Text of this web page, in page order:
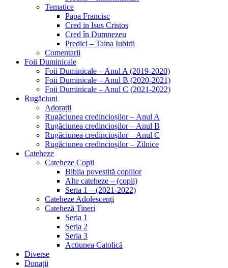
Tematice
Papa Francisc
Cred in Isus Cristos
Cred în Dumnezeu
Predici – Taina Iubirii
Comentarii
Foii Duminicale
Foii Duminicale – Anul A (2019-2020)
Foii Duminicale – Anul B (2020-2021)
Foii Duminicale – Anul C (2021-2022)
Rugăciuni
Adorații
Rugăciunea credincioșilor – Anul A
Rugăciunea credincioșilor – Anul B
Rugăciunea credincioșilor – Anul C
Rugăciunea credincioșilor – Zilnice
Cateheze
Cateheze Copii
Biblia povestită copiilor
Alte cateheze – (copii)
Seria 1 – (2021-2022)
Cateheze Adolescenți
Cateheză Tineri
Seria 1
Seria 2
Seria 3
Actiunea Catolică
Diverse
Donații